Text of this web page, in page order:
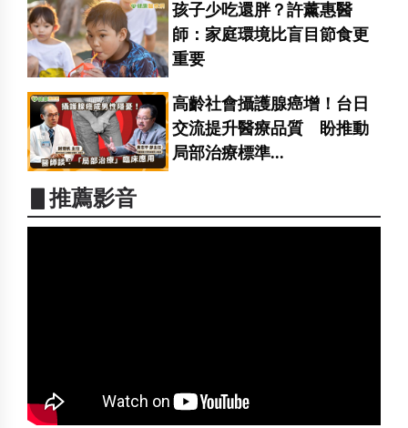
孩子少吃還胖？許薰惠醫
師：家庭環境比盲目節食更
重要
高齡社會攝護腺癌增！台日
交流提升醫療品質 盼推動
局部治療標準...
▋推薦影音